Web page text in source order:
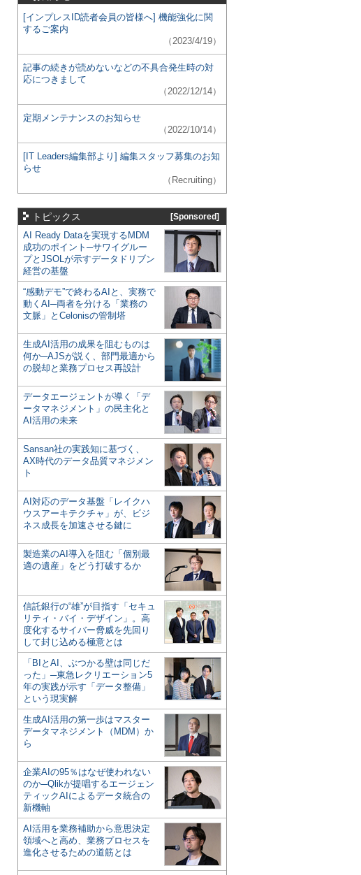
[インプレスID読者会員の皆様へ] 機能強化に関
するご案内
（2023/4/19）
記事の続きが読めないなどの不具合発生時の対
応につきまして
（2022/12/14）
定期メンテナンスのお知らせ
（2022/10/14）
[IT Leaders編集部より] 編集スタッフ募集のお知
らせ
（Recruiting）
トピックス [Sponsored]
AI Ready Dataを実現するMDM
成功のポイント─サワイグルー
プとJSOLが示すデータドリブン
経営の基盤
“感動デモ”で終わるAIと、実務で
動くAI─両者を分ける「業務の
文脈」とCelonisの管制塔
生成AI活用の成果を阻むものは
何か─AJSが説く、部門最適から
の脱却と業務プロセス再設計
データエージェントが導く「デ
ータマネジメント」の民主化と
AI活用の未来
Sansan社の実践知に基づく、
AX時代のデータ品質マネジメン
ト
AI対応のデータ基盤「レイクハ
ウスアーキテクチャ」が、ビジ
ネス成長を加速させる鍵に
製造業のAI導入を阻む「個別最
適の遺産」をどう打破するか
信託銀行の“雄”が目指す「セキュ
リティ・バイ・デザイン」。高
度化するサイバー脅威を先回り
して封じ込める極意とは
「BIとAI、ぶつかる壁は同じだ
った」─東急レクリエーション5
年の実践が示す「データ整備」
という現実解
生成AI活用の第一歩はマスター
データマネジメント（MDM）か
ら
企業AIの95％はなぜ使われない
のか─Qlikが提唱するエージェン
ティックAIによるデータ統合の
新機軸
AI活用を業務補助から意思決定
領域へと高め、業務プロセスを
進化させるための道筋とは